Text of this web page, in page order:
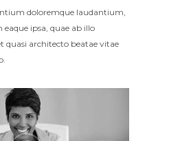
doloremque laudantium,
ipsa, quae ab illo
quasi architecto beatae vitae